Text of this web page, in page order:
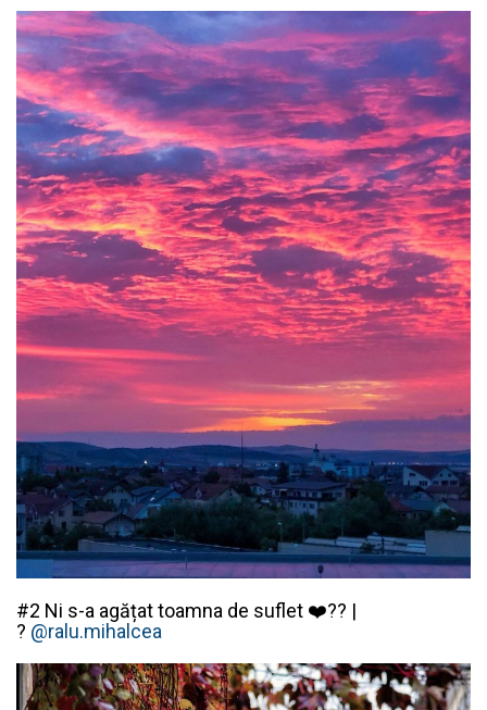
#2 Ni s-a agățat toamna de suflet ❤️?? |
? @ralu.mihalcea